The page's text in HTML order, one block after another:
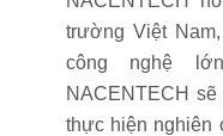
trường Việt
công nghệ
NACENTECH
thực hiện nghiên